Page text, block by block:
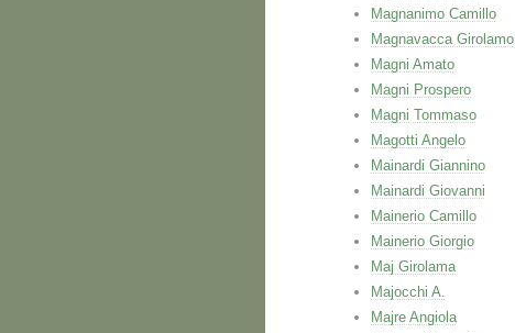
Magnanimo Camillo
Magnavacca Girolamo
Magni Amato
Magni Prospero
Magni Tommaso
Magotti Angelo
Mainardi Giannino
Mainardi Giovanni
Mainerio Camillo
Mainerio Giorgio
Maj Girolama
Majocchi A.
Majre Angiola